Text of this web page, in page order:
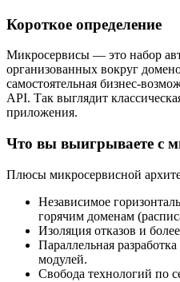
Короткое определение
Микросервисы — это набор
организованных вокруг
самостоятельная бизнес-
API. Так выглядит
приложения.
Что вы выигрываете с
Плюсы микросервисной
Независимое
горячим доменам
Изоляция отказов и
Параллельная
модулей.
Свобода технологий по